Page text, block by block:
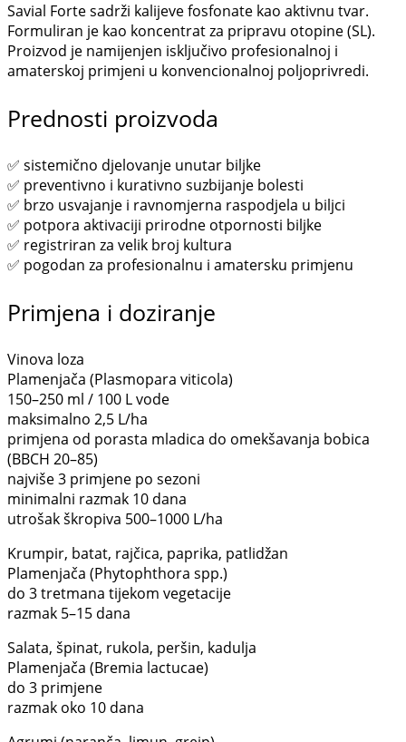
Savial Forte sadrži kalijeve fosfonate kao aktivnu tvar.
Formuliran je kao koncentrat za pripravu otopine (SL).
Proizvod je namijenjen isključivo profesionalnoj i
amaterskoj primjeni u konvencionalnoj poljoprivredi.
Prednosti proizvoda
✅ sistemično djelovanje unutar biljke
✅ preventivno i kurativno suzbijanje bolesti
✅ brzo usvajanje i ravnomjerna raspodjela u biljci
✅ potpora aktivaciji prirodne otpornosti biljke
✅ registriran za velik broj kultura
✅ pogodan za profesionalnu i amatersku primjenu
Primjena i doziranje
Vinova loza
Plamenjača (Plasmopara viticola)
150–250 ml / 100 L vode
maksimalno 2,5 L/ha
primjena od porasta mladica do omekšavanja bobica
(BBCH 20–85)
najviše 3 primjene po sezoni
minimalni razmak 10 dana
utrošak škropiva 500–1000 L/ha
Krumpir, batat, rajčica, paprika, patlidžan
Plamenjača (Phytophthora spp.)
do 3 tretmana tijekom vegetacije
razmak 5–15 dana
Salata, špinat, rukola, peršin, kadulja
Plamenjača (Bremia lactucae)
do 3 primjene
razmak oko 10 dana